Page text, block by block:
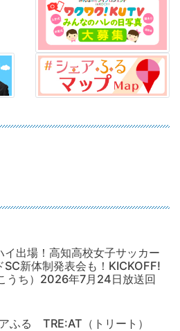
出場！高知高校女子サッカー
新体制発表会も！KICKOFF!
うち）2026年7月24日放送回
ふる TRE:AT（トリート）